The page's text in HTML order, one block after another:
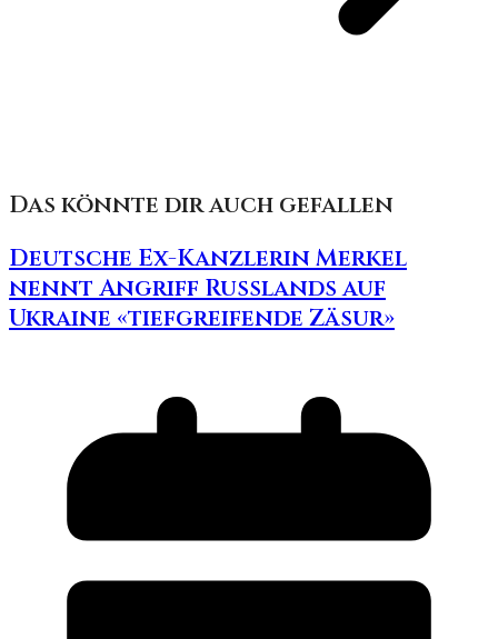
Das könnte dir auch gefallen
Deutsche Ex-Kanzlerin Merkel
nennt Angriff Russlands auf
Ukraine «tiefgreifende Zäsur»